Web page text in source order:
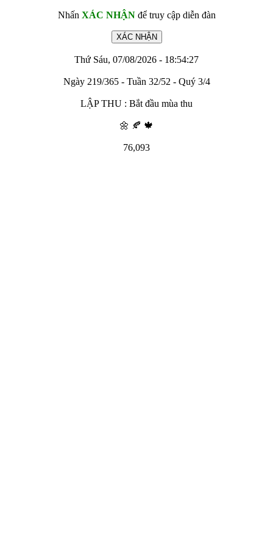
Nhấn XÁC NHẬNđể truy cập diễn đàn
Thứ Sáu, 07/08/2026 - 18:54:27
Ngày 219/365 - Tuần 32/52 - Quý 3/4
LẬP THU : Bắt đầu mùa thu
🌼 🍂 🍁
76,093